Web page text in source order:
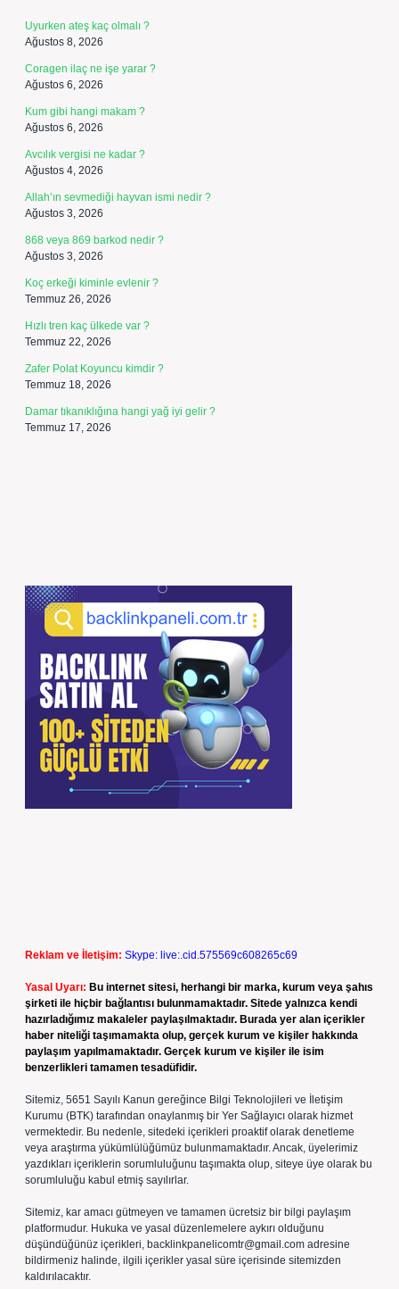
Uyurken ateş kaç olmalı ?
Ağustos 8, 2026
Coragen ilaç ne işe yarar ?
Ağustos 6, 2026
Kum gibi hangi makam ?
Ağustos 6, 2026
Avcılık vergisi ne kadar ?
Ağustos 4, 2026
Allah’ın sevmediği hayvan ismi nedir ?
Ağustos 3, 2026
868 veya 869 barkod nedir ?
Ağustos 3, 2026
Koç erkeği kiminle evlenir ?
Temmuz 26, 2026
Hızlı tren kaç ülkede var ?
Temmuz 22, 2026
Zafer Polat Koyuncu kimdir ?
Temmuz 18, 2026
Damar tıkanıklığına hangi yağ iyi gelir ?
Temmuz 17, 2026
Reklam ve İletişim: Skype: live:.cid.575569c608265c69
Yasal Uyarı: Bu internet sitesi, herhangi bir marka, kurum veya şahıs
şirketi ile hiçbir bağlantısı bulunmamaktadır. Sitede yalnızca kendi
hazırladığımız makaleler paylaşılmaktadır. Burada yer alan içerikler
haber niteliği taşımamakta olup, gerçek kurum ve kişiler hakkında
paylaşım yapılmamaktadır. Gerçek kurum ve kişiler ile isim
benzerlikleri tamamen tesadüfidir.
Sitemiz, 5651 Sayılı Kanun gereğince Bilgi Teknolojileri ve İletişim
Kurumu (BTK) tarafından onaylanmış bir Yer Sağlayıcı olarak hizmet
vermektedir. Bu nedenle, sitedeki içerikleri proaktif olarak denetleme
veya araştırma yükümlülüğümüz bulunmamaktadır. Ancak, üyelerimiz
yazdıkları içeriklerin sorumluluğunu taşımakta olup, siteye üye olarak bu
sorumluluğu kabul etmiş sayılırlar.
Sitemiz, kar amacı gütmeyen ve tamamen ücretsiz bir bilgi paylaşım
platformudur. Hukuka ve yasal düzenlemelere aykırı olduğunu
düşündüğünüz içerikleri, backlinkpanelicomtr@gmail.com adresine
bildirmeniz halinde, ilgili içerikler yasal süre içerisinde sitemizden
kaldırılacaktır.